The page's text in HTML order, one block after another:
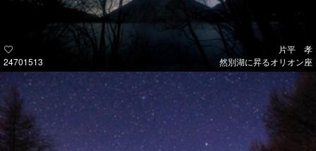
24701513
片平 孝
然別湖に昇るオリオン座